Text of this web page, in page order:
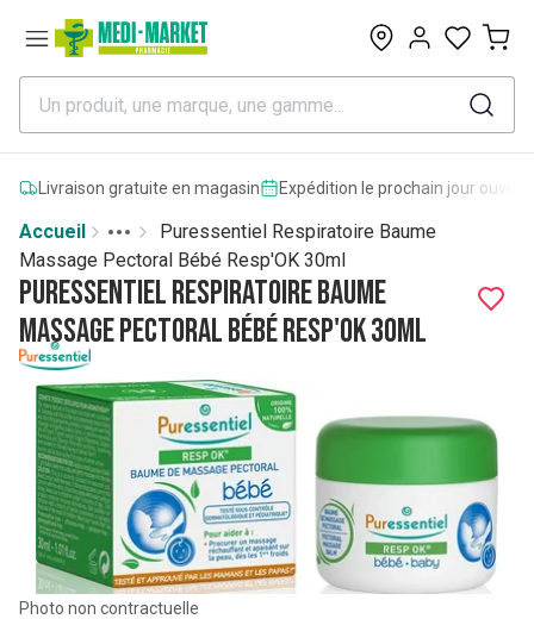
0
Livraison gratuite en magasin Expédition le prochain jour
Accueil
More
Toggle menu
Puressentiel Respiratoire Baume
Massage Pectoral Bébé Resp'OK 30ml
Puressentiel Respiratoire Baume
Massage Pectoral Bébé Resp'OK 30ml
Photo non contractuelle